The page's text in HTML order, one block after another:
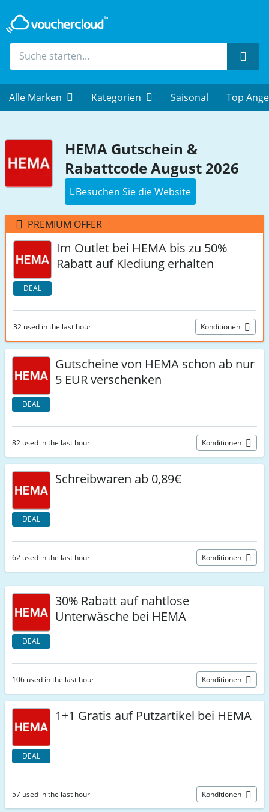
Alle Marken Kategorien Saisonal Top
HEMA Gutschein &
Rabattcode August 2026
Besuchen Sie die Website
PREMIUM OFFER
DEAL
Im Outlet bei HEMA bis zu 50%
Rabatt auf Klediung erhalten
32 used in the last hour Konditionen
DEAL
Gutscheine von HEMA schon ab nur
5 EUR verschenken
82 used in the last hour Konditionen
DEAL
Schreibwaren ab 0,89€
62 used in the last hour Konditionen
DEAL
30% Rabatt auf nahtlose
Unterwäsche bei HEMA
106 used in the last hour Konditionen
DEAL
1+1 Gratis auf Putzartikel bei HEMA
57 used in the last hour Konditionen